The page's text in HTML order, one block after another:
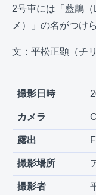
2号車には「藍鵲
メ）」の名がつけ
文：平松正顕（チ
撮影日時
カメラ
露出
撮影場所
撮影者